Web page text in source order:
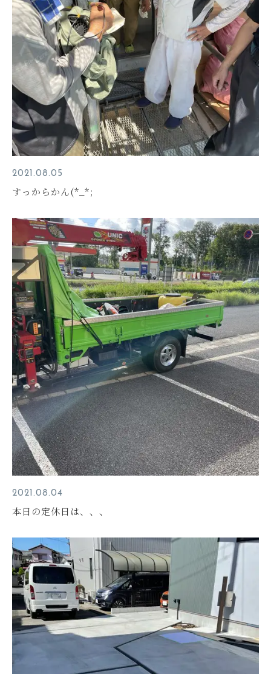
2021.08.05
すっからかん(*_*;
2021.08.04
本日の定休日は、、、